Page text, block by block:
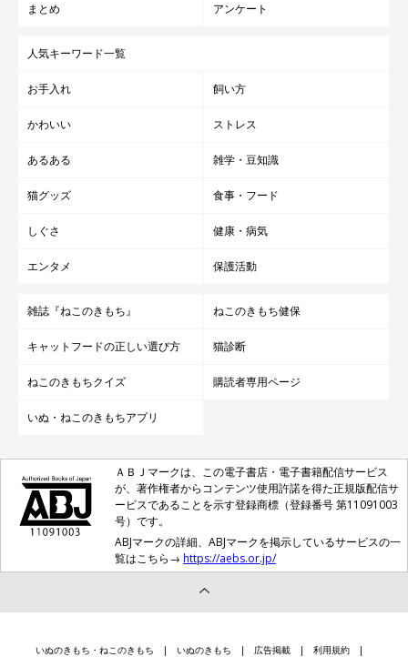
まとめ アンケート
人気キーワード一覧
お手入れ 飼い方
かわいい ストレス
あるある 雑学・豆知識
猫グッズ 食事・フード
しぐさ 健康・病気
エンタメ 保護活動
雑誌『ねこのきもち』 ねこのきもち健保
キャットフードの正しい選び方 猫診断
ねこのきもちクイズ 購読者専用ページ
いぬ・ねこのきもちアプリ
ＡＢＪマークは、この電子書店・電子書籍配信サービス
が、著作権者からコンテンツ使用許諾を得た正規版配信サ
ービスであることを示す登録商標（登録番号 第11091003
号）です。
ABJマークの詳細、ABJマークを掲示しているサービスの一
覧はこちら→ https://aebs.or.jp/
いぬのきもち・ねこのきもち いぬのきもち 広告掲載 利用規約